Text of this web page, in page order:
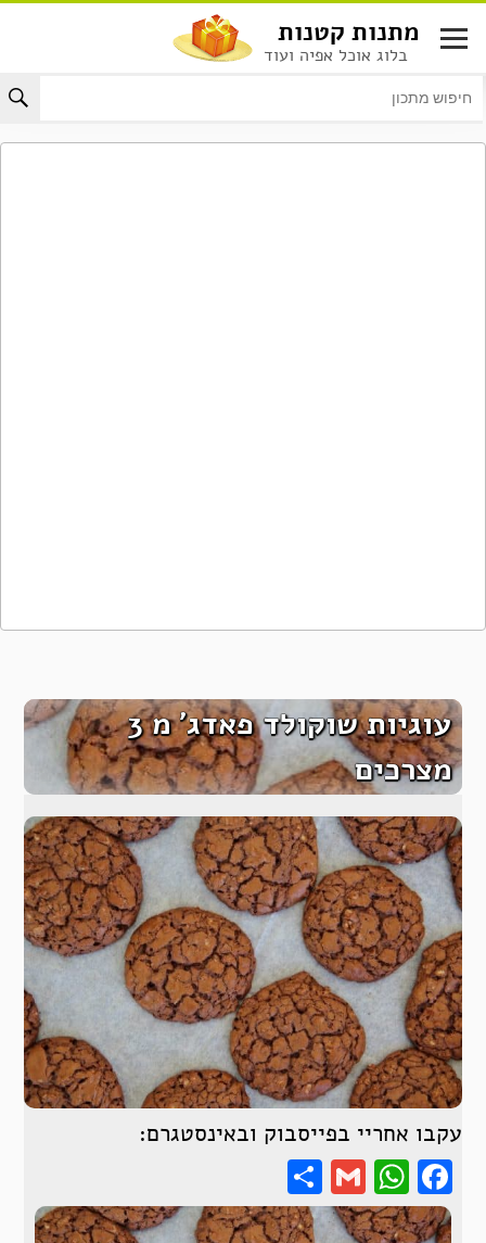
לתוכן
מתנות קטנות
בלוג אוכל אפיה ועוד
עוגיות שוקולד פאדג’ מ 3
מצרכים
עקבו אחריי בפייסבוק ובאינסטגרם:
Facebook
WhatsApp
Gmail